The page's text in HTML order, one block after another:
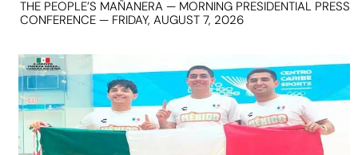
THE PEOPLE’S MAÑANERA — MORNING PRESIDENTIAL PRESS
CONFERENCE — FRIDAY, AUGUST 7, 2026